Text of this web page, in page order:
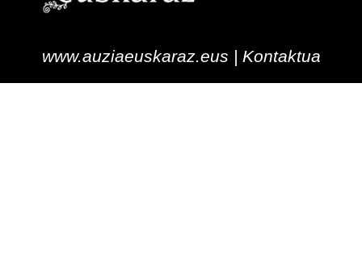
www.auziaeuskaraz.eus | Kontaktua